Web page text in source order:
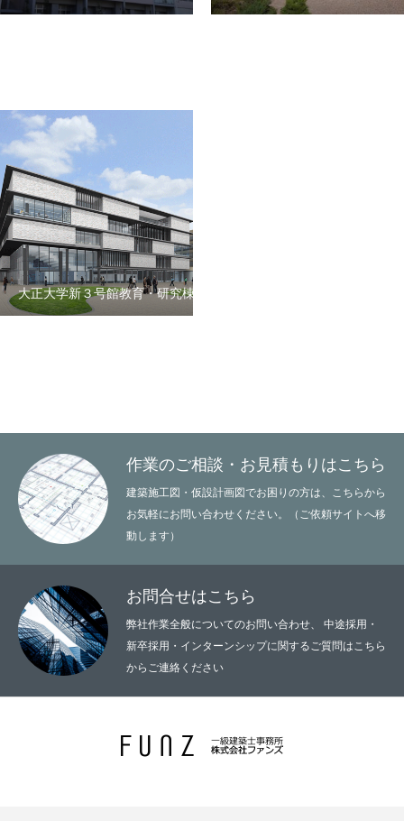
大正大学新３号館教育・研究棟
作業のご相談・お見積もりはこちら
建築施工図・仮設計画図でお困りの方は、こちらから
お気軽にお問い合わせください。（ご依頼サイトへ移
動します）
お問合せはこちら
弊社作業全般についてのお問い合わせ、 中途採用・
新卒採用・インターンシップに関するご質問はこちら
からご連絡ください